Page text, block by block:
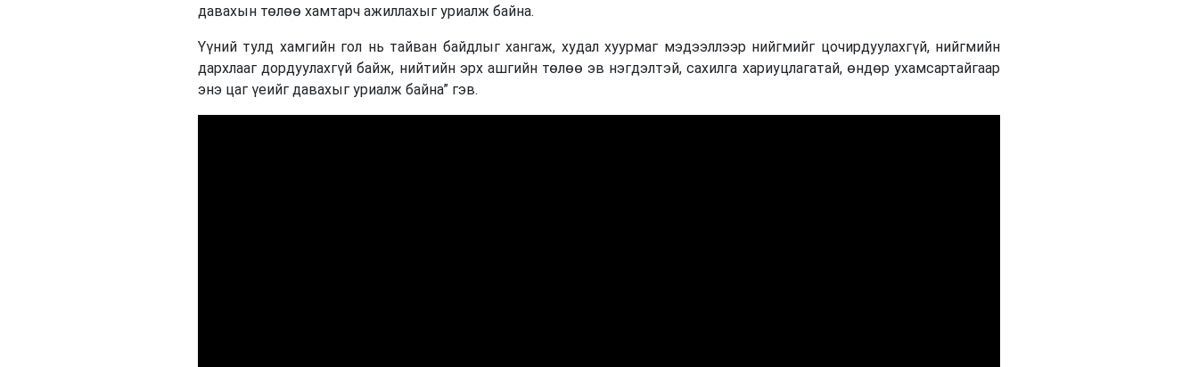
давахын төлөө хамтарч ажиллахыг уриалж байна.
Үүний тулд хамгийн гол нь тайван байдлыг хангаж, худал хуурмаг мэдээллээр нийгмийг цочирдуулахгүй, нийгмийн
дархлааг дордуулахгүй байж, нийтийн эрх ашгийн төлөө эв нэгдэлтэй, сахилга хариуцлагатай, өндөр ухамсартайгаар
энэ цаг үеийг давахыг уриалж байна” гэв.